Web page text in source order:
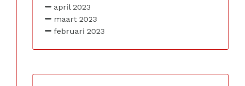
april 2023
maart 2023
februari 2023